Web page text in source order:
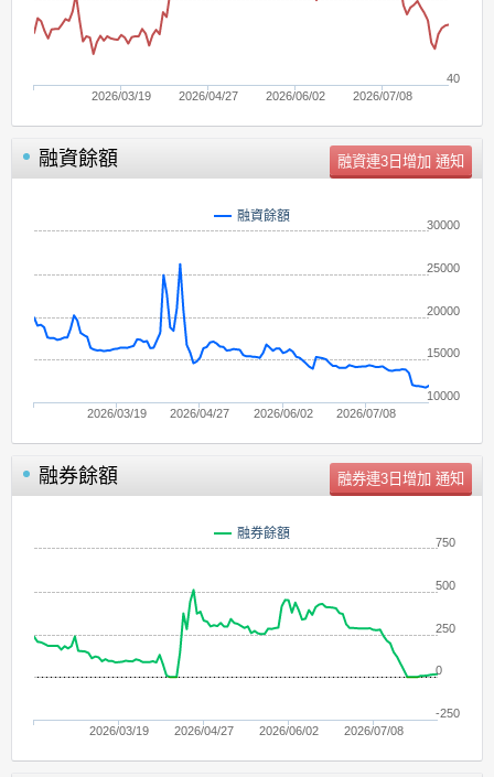
2026/03/19 2026/04/27 2026/06/02 2026/07/08
40
融資餘額 單位：張
融資餘額
2026/03/19 2026/04/27 2026/06/02 2026/07/08
10000
15000
20000
25000
30000
融券餘額 單位：張
融券餘額
2026/03/19 2026/04/27 2026/06/02 2026/07/08
0
-250
250
500
750